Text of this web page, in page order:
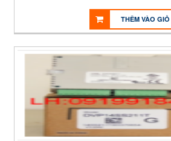
THÊM VÀO GIỎ